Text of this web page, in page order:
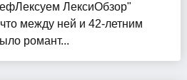
ЛексиОбзор"
между ней и 42-летним
романт...